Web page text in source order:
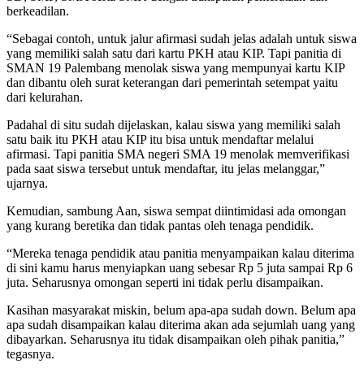
berkeadilan.
“Sebagai contoh, untuk jalur afirmasi sudah jelas adalah untuk siswa
yang memiliki salah satu dari kartu PKH atau KIP. Tapi panitia di
SMAN 19 Palembang menolak siswa yang mempunyai kartu KIP
dan dibantu oleh surat keterangan dari pemerintah setempat yaitu
dari kelurahan.
Padahal di situ sudah dijelaskan, kalau siswa yang memiliki salah
satu baik itu PKH atau KIP itu bisa untuk mendaftar melalui
afirmasi. Tapi panitia SMA negeri SMA 19 menolak memverifikasi
pada saat siswa tersebut untuk mendaftar, itu jelas melanggar,”
ujarnya.
Kemudian, sambung Aan, siswa sempat diintimidasi ada omongan
yang kurang beretika dan tidak pantas oleh tenaga pendidik.
“Mereka tenaga pendidik atau panitia menyampaikan kalau diterima
di sini kamu harus menyiapkan uang sebesar Rp 5 juta sampai Rp 6
juta. Seharusnya omongan seperti ini tidak perlu disampaikan.
Kasihan masyarakat miskin, belum apa-apa sudah down. Belum apa
apa sudah disampaikan kalau diterima akan ada sejumlah uang yang
dibayarkan. Seharusnya itu tidak disampaikan oleh pihak panitia,”
tegasnya.